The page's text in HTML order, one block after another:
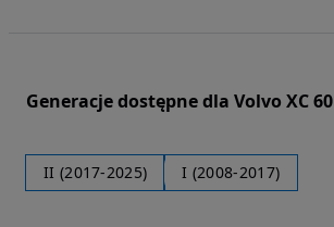
Generacje dostępne dla Volvo XC 60
II (2017-2025) I (2008-2017)